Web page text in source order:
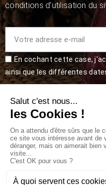
conditions d'utilisation du
En cochant cette case,
ainsi que les différentes
Mentions légales-